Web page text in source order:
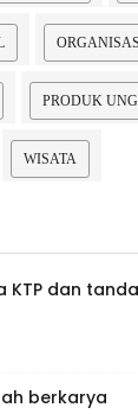
PRODUK
WISATA
KTP dan
berkarya